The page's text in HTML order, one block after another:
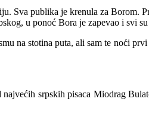
Sva publika je krenula za Borom.
u ponoć Bora je zapevao i svi
na stotina puta, ali sam te noći
srpskih pisaca Miodrag